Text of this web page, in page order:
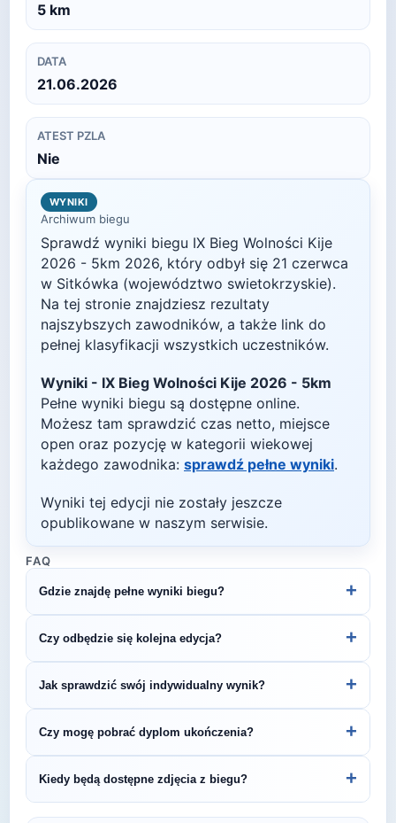
5 km
DATA
21.06.2026
ATEST PZLA
Nie
WYNIKI
Archiwum biegu
Sprawdź wyniki biegu IX Bieg Wolności Kije
2026 - 5km 2026, który odbył się 21 czerwca
w Sitkówka (województwo swietokrzyskie).
Na tej stronie znajdziesz rezultaty
najszybszych zawodników, a także link do
pełnej klasyfikacji wszystkich uczestników.
Wyniki - IX Bieg Wolności Kije 2026 - 5km
Pełne wyniki biegu są dostępne online.
Możesz tam sprawdzić czas netto, miejsce
open oraz pozycję w kategorii wiekowej
każdego zawodnika: sprawdź pełne wyniki.
Wyniki tej edycji nie zostały jeszcze
opublikowane w naszym serwisie.
FAQ
Gdzie znajdę pełne wyniki biegu? +
stronie internetowej lub na platformach takich jak
LiveTracking, RunnerSpace czy MarathonSport.
Czy odbędzie się kolejna edycja? +
Śledź stronę organizatora lub ZawodyBiegowe.pl,
by być na bieżąco z datą kolejnej edycji IX Bieg
Wolności Kije 2026 - 5km.
Jak sprawdzić swój indywidualny wynik? +
organizatora lub platformie pomiarowej podanej na
bibie startowym. Wyniki zawierają czas brutto i
netto, a często też pozycję wśród wszystkich
uczestników i w kategorii wiekowej.
Czy mogę pobrać dyplom ukończenia? +
elektroniczne dyplomy do pobrania ze strony
organizatora po opublikowaniu oficjalnych
Kiedy będą dostępne zdjęcia z biegu? +